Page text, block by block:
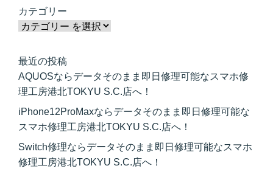
カテゴリー
最近の投稿
AQUOSならデータそのまま即日修理可能なスマホ修
理工房港北TOKYU S.C.店へ！
iPhone12ProMaxならデータそのまま即日修理可能な
スマホ修理工房港北TOKYU S.C.店へ！
Switch修理ならデータそのまま即日修理可能なスマホ
修理工房港北TOKYU S.C.店へ！